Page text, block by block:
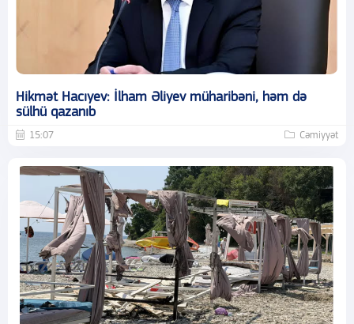
Hikmət Hacıyev: İlham Əliyev müharibəni, həm də
sülhü qazanıb
15:07 Cəmiyyət